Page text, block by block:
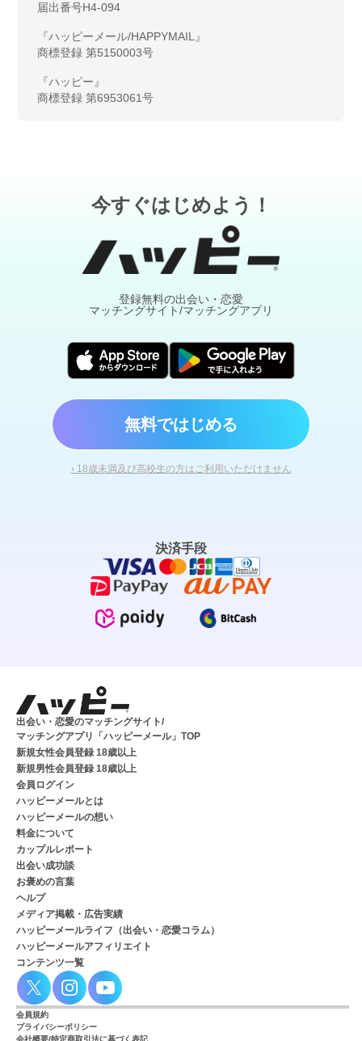
届出番号H4-094
『ハッピーメール/HAPPYMAIL』
商標登録 第5150003号
『ハッピー』
商標登録 第6953061号
今すぐはじめよう！
登録無料の出会い・恋愛
マッチングサイト/マッチングアプリ
無料ではじめる
› 18歳未満及び高校生の方はご利用いただけません
決済手段
出会い・恋愛のマッチングサイト/
マッチングアプリ「ハッピーメール」TOP
新規女性会員登録 18歳以上
新規男性会員登録 18歳以上
会員ログイン
ハッピーメールとは
ハッピーメールの想い
料金について
カップルレポート
出会い成功談
お褒めの言葉
ヘルプ
メディア掲載・広告実績
ハッピーメールライフ（出会い・恋愛コラム）
ハッピーメールアフィリエイト
コンテンツ一覧
会員規約
プライバシーポリシー
会社概要/特定商取引法に基づく表記